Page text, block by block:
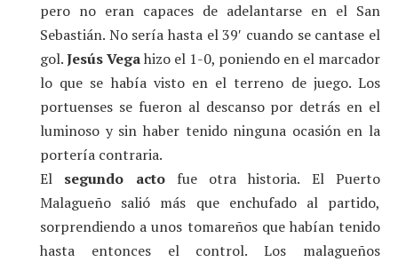
pero no eran capaces de adelantarse en el San
Sebastián. No sería hasta el 39′ cuando se cantase el
gol.Jesús Vegahizo el 1-0, poniendo en el marcador
lo que se había visto en el terreno de juego. Los
portuenses se fueron al descanso por detrás en el
luminoso y sin haber tenido ninguna ocasión en la
portería contraria.
El segundo actofue otra historia. El Puerto
Malagueño salió más que enchufado al partido,
sorprendiendo a unos tomareños que habían tenido
hasta entonces el control. Los malagueños